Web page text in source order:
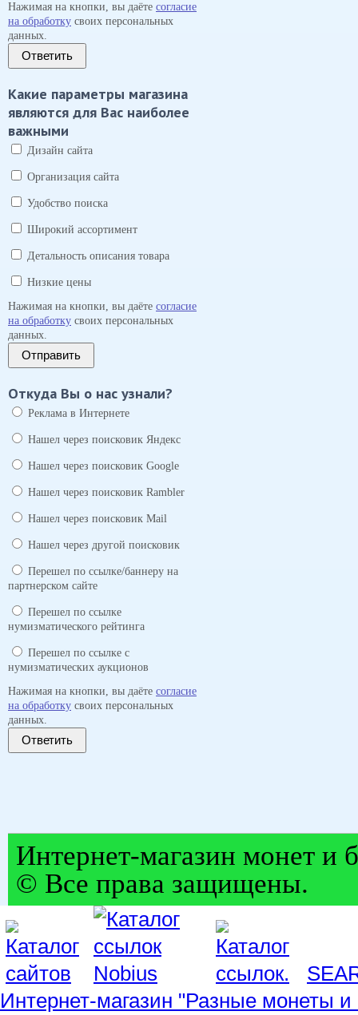
Нажимая на кнопки, вы даёте согласие
на обработку своих персональных
данных.
Ответить
Какие параметры магазина
являются для Вас наиболее
важными
Дизайн сайта
Организация сайта
Удобство поиска
Широкий ассортимент
Детальность описания товара
Низкие цены
Нажимая на кнопки, вы даёте согласие
на обработку своих персональных
данных.
Отправить
Откуда Вы о нас узнали?
Реклама в Интернете
Нашел через поисковик Яндекс
Нашел через поисковик Google
Нашел через поисковик Rambler
Нашел через поисковик Mail
Нашел через другой поисковик
Перешел по ссылке/баннеру на
партнерском сайте
Перешел по ссылке
нумизматического рейтинга
Перешел по ссылке с
нумизматических аукционов
Нажимая на кнопки, вы даёте согласие
на обработку своих персональных
данных.
Ответить
Интернет-магазин монет и
© Все права защищены.
Интернет-магазин "Разные монеты и